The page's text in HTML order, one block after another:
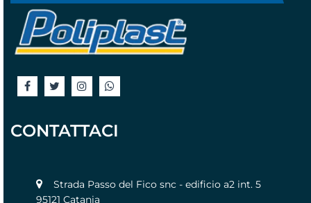
CONTATTACI
Strada Passo del Fico snc - edificio a2 int. 5
95121 Catania